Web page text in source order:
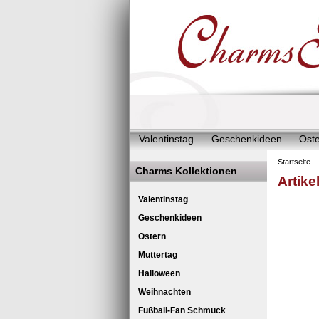
Valentinstag Geschenkideen
Charms Start-Angebote
Charms
Silberschmuck & mehr
Charms -
Charms Kollektionen
Valentinstag
Geschenkideen
Ostern
Muttertag
Halloween
Weihnachten
Fußball-Fan Schmuck
Startseite